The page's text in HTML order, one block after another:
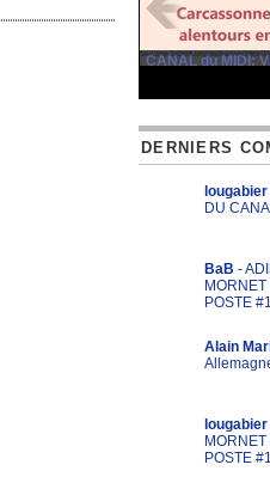
CANAL du MIDI:
DERNIERS
lougabier
DU
BaB -
POSTE
Alain
lougabier
POSTE